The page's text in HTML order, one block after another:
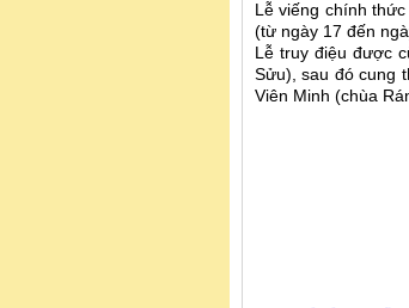
Lễ viếng chính
(từ ngày 17 đến
Lễ truy điệu được
Sửu), sau đó cung
Viên Minh (chùa